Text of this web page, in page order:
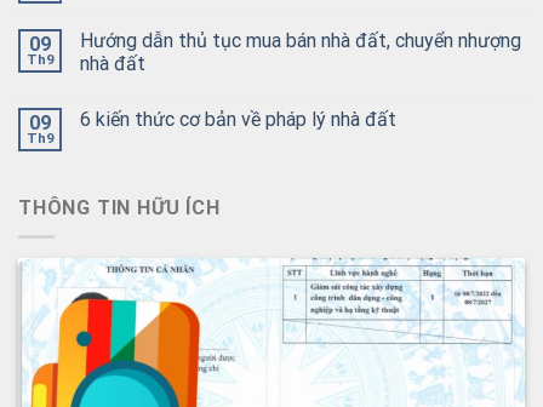
09
Th9
Hướng dẫn thủ tục mua bán nhà đất, chuyển nhượng
nhà đất
09
Th9
6 kiến thức cơ bản về pháp lý nhà đất
THÔNG TIN HỮU ÍCH